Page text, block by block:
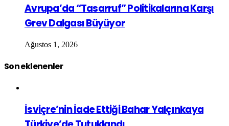
Avrupa’da “Tasarruf” Politikalarına Karşı
Grev Dalgası Büyüyor
Ağustos 1, 2026
Son eklenenler
İsviçre’nin İade Ettiği Bahar Yalçınkaya